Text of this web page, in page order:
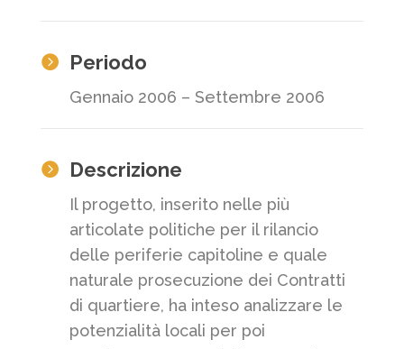
 Periodo
Gennaio 2006 – Settembre 2006
 Descrizione
Il progetto, inserito nelle più
articolate politiche per il rilancio
delle periferie capitoline e quale
naturale prosecuzione dei Contratti
di quartiere, ha inteso analizzare le
potenzialità locali per poi